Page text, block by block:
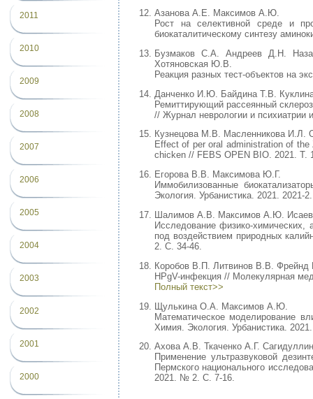
2011
2010
2009
2008
2007
2006
2005
2004
2003
2002
2001
2000
Азанова А.Е. Максимов А.Ю.
Рост на селективной среде и
биокаталитическому синтезу
Бузмаков С.А. Андреев Д.Н.
Хотяновская Ю.В.
Реакция разных тест-объектов на
Данченко И.Ю. Байдина Т.В.
Ремиттирующий рассеянный
// Журнал неврологии и
Кузнецова М.В. Масленникова И.Л.
Effect of per oral administration of
chicken // FEBS OPEN BIO. 2021. Т.
Егорова В.В. Максимова Ю.Г.
Иммобилизованные
Экология. Урбанистика. 2021. 2021-
Шалимов А.В. Максимов А.Ю.
Исследование физико-
под воздействием природных
2. С. 34-46.
Коробов В.П. Литвинов В.В. Фрейнд
HPgV-инфекция // Молекулярная
Полный текст>>
Щулькина О.А. Максимов А.Ю.
Математическое моделирование
Химия. Экология. Урбанистика.
Ахова А.В. Ткаченко А.Г.
Применение ультразвуковой
Пермского национального
2021. № 2. С. 7-16.